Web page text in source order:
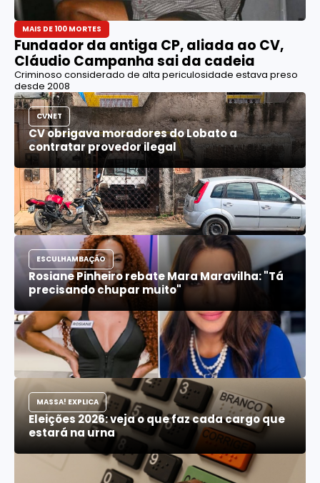
MAIS DE 100 MORTES
Fundador da antiga CP, aliada ao CV,
Cláudio Campanha sai da cadeia
Criminoso considerado de alta periculosidade estava preso
desde 2008
CVNET
CV obrigava moradores do Lobato a
contratar provedor ilegal
ESCULHAMBAÇÃO
Rosiane Pinheiro rebate Mara Maravilha: "Tá
precisando chupar muito"
MASSA! EXPLICA
Eleições 2026: veja o que faz cada cargo que
estará na urna